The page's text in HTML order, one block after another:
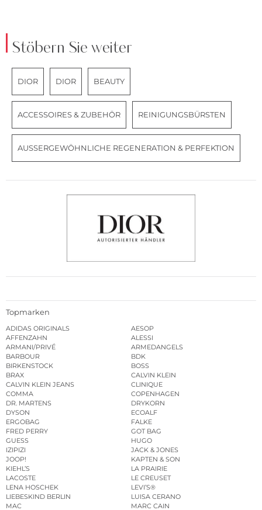
Stöbern Sie weiter
DIOR DIOR BEAUTY
ACCESSOIRES & ZUBEHÖR REINIGUNGSBÜRSTEN
AUSSERGEWÖHNLICHE REGENERATION & PERFEKTION
Topmarken
ADIDAS ORIGINALS
AESOP
AFFENZAHN
ALESSI
ARMANI/PRIVÉ
ARMEDANGELS
BARBOUR
BDK
BIRKENSTOCK
BOSS
BRAX
CALVIN KLEIN
CALVIN KLEIN JEANS
CLINIQUE
COMMA
COPENHAGEN
DR. MARTENS
DRYKORN
DYSON
ECOALF
ERGOBAG
FALKE
FRED PERRY
GOT BAG
GUESS
HUGO
IZIPIZI
JACK & JONES
JOOP!
KAPTEN & SON
KIEHL’S
LA PRAIRIE
LACOSTE
LE CREUSET
LENA HOSCHEK
LEVI’S®
LIEBESKIND BERLIN
LUISA CERANO
MAC
MARC CAIN